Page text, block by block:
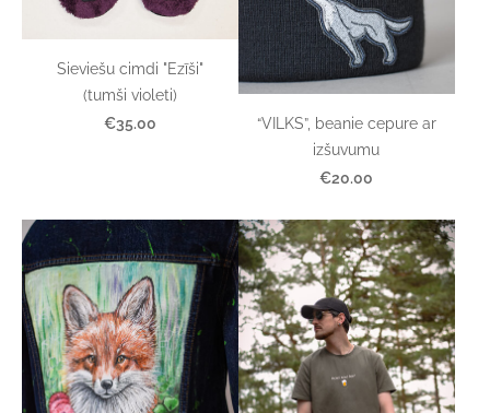
Sieviešu cimdi "Ezīši"
(tumši violeti)
€35.00
“VILKS”, beanie cepure ar
izšuvumu
€20.00